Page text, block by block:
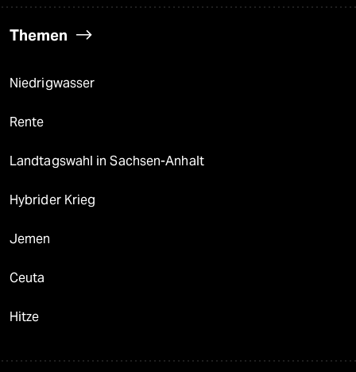
Themen
Niedrigwasser
Rente
Landtagswahl in Sachsen-Anhalt
Hybrider Krieg
Jemen
Ceuta
Hitze